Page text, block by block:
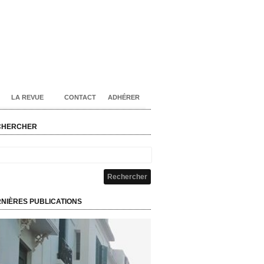
LA REVUE CONTACT ADHÉRER
PUBLICATIONS